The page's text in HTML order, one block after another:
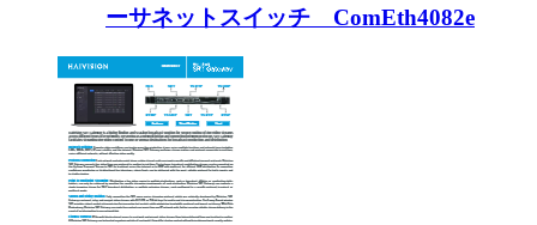
ーサネットスイッチ ComEth4082e